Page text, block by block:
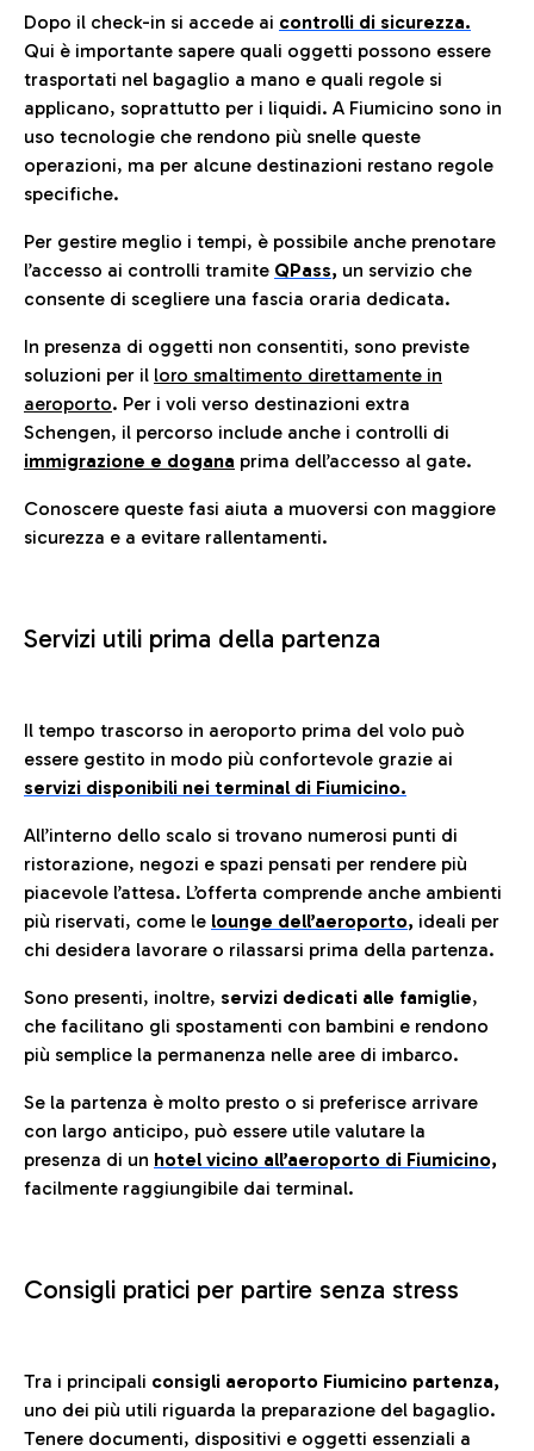
Dopo il check-in si accede ai controlli di sicurezza.
Qui è importante sapere quali oggetti possono essere
trasportati nel bagaglio a mano e quali regole si
applicano, soprattutto per i liquidi. A Fiumicino sono in
uso tecnologie che rendono più snelle queste
operazioni, ma per alcune destinazioni restano regole
specifiche.
Per gestire meglio i tempi, è possibile anche prenotare
l’accesso ai controlli tramite QPass, un servizio che
consente di scegliere una fascia oraria dedicata.
In presenza di oggetti non consentiti, sono previste
soluzioni per il loro smaltimento direttamente in
aeroporto. Per i voli verso destinazioni extra
Schengen, il percorso include anche i controlli di
immigrazione e dogana prima dell’accesso al gate.
Conoscere queste fasi aiuta a muoversi con maggiore
sicurezza e a evitare rallentamenti.
Servizi utili prima della partenza
Il tempo trascorso in aeroporto prima del volo può
essere gestito in modo più confortevole grazie ai
servizi disponibili nei terminal di Fiumicino.
All’interno dello scalo si trovano numerosi punti di
ristorazione, negozi e spazi pensati per rendere più
piacevole l’attesa. L’offerta comprende anche ambienti
più riservati, come le lounge dell’aeroporto, ideali per
chi desidera lavorare o rilassarsi prima della partenza.
Sono presenti, inoltre, servizi dedicati alle famiglie,
che facilitano gli spostamenti con bambini e rendono
più semplice la permanenza nelle aree di imbarco.
Se la partenza è molto presto o si preferisce arrivare
con largo anticipo, può essere utile valutare la
presenza di un hotel vicino all’aeroporto di Fiumicino,
facilmente raggiungibile dai terminal.
Consigli pratici per partire senza stress
Tra i principali consigli aeroporto Fiumicino partenza,
uno dei più utili riguarda la preparazione del bagaglio.
Tenere documenti, dispositivi e oggetti essenziali a